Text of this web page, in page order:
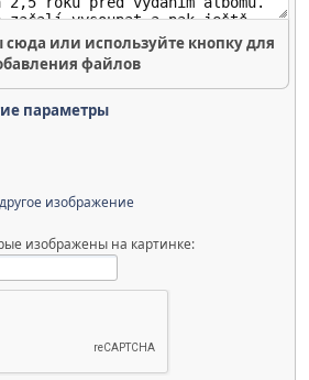
или используйте кнопку для
файлов
параметры
изображение
изображены на картинке: